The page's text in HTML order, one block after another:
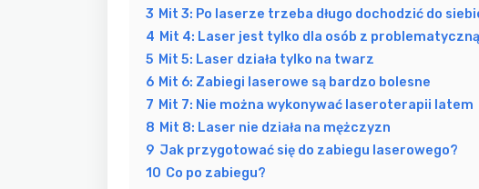
3 Mit 3: Po laserze trzeba długo dochodzić do
4 Mit 4: Laser jest tylko dla osób z
5 Mit 5: Laser działa tylko na twarz
6 Mit 6: Zabiegi laserowe są bardzo bolesne
7 Mit 7: Nie można wykonywać laseroterapii latem
8 Mit 8: Laser nie działa na mężczyzn
9 Jak przygotować się do zabiegu laserowego?
10 Co po zabiegu?